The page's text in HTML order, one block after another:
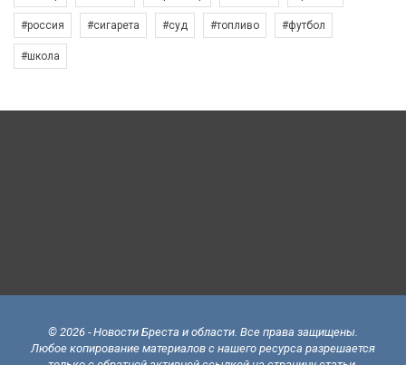
#россия #сигарета #суд #топливо #футбол
#школа
© 2026 - Новости Бреста и области. Все права защищены.
Любое копирование материалов с нашего ресурса разрешается